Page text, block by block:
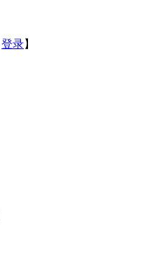
登录】